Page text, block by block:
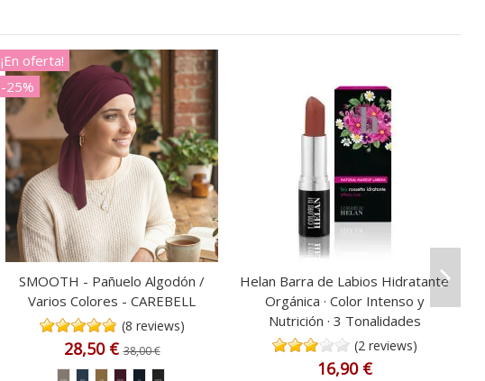
¡En oferta!
-25%
SMOOTH - Pañuelo Algodón /
Varios Colores - CAREBELL
(8 reviews)
28,50 €38,00 €
Helan Barra de Labios Hidratante
Orgánica · Color Intenso y
Nutrición · 3 Tonalidades
(2 reviews)
16,90 €